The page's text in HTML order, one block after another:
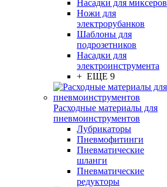
Насадки для миксеров
Ножи для
электрорубанков
Шаблоны для
подрозетников
Насадки для
электроинструмента
+ ЕЩЕ 9
Расходные материалы для
пневмоинструментов
Лубрикаторы
Пневмофитинги
Пневматические
шланги
Пневматические
редукторы